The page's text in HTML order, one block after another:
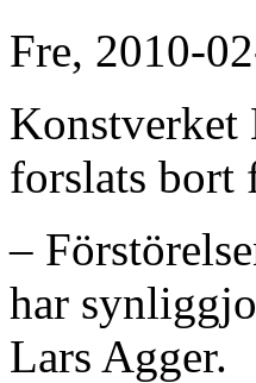
Fre, 2010-
Konstverket
forslats bort
–
har
Lars Agger.